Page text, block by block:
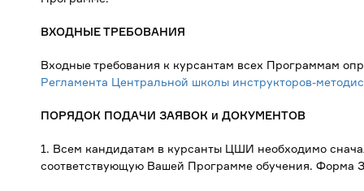
ВХОДНЫЕ ТРЕБОВАНИЯ
Входные требования к курсантам всех Программам
Регламента Центральной школы инструкторов-
ПОРЯДОК ПОДАЧИ ЗАЯВОК и ДОКУМЕНТОВ
1. Всем кандидатам в курсанты ЦШИ необходимо
соответствующую Вашей Программе обучения. Форма